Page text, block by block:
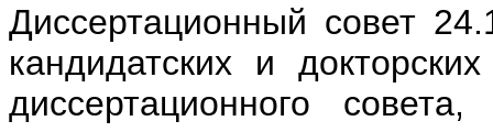
Диссертационный совет
кандидатских и
диссертационного